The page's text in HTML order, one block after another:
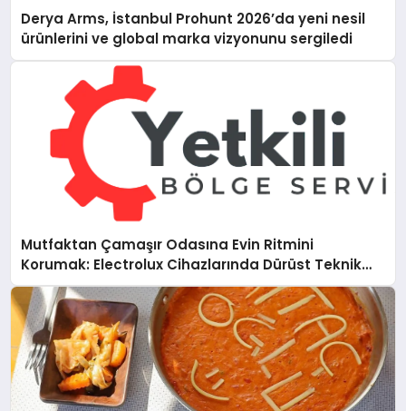
Derya Arms, İstanbul Prohunt 2026’da yeni nesil
ürünlerini ve global marka vizyonunu sergiledi
Mutfaktan Çamaşır Odasına Evin Ritmini
Korumak: Electrolux Cihazlarında Dürüst Teknik
Destek Deneyimi